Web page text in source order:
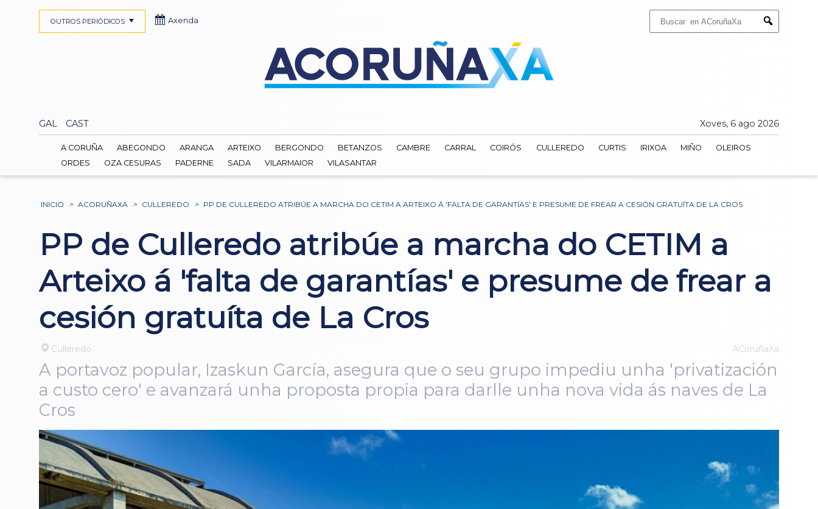
Submit
GAL CAST Xoves, 6 ago 2026
OUTROS PERIÓDICOS Axenda
A CORUÑA ABEGONDO ARANGA ARTEIXO BERGONDO BETANZOS CAMBRE CARRAL COIRÓS CULLEREDO CURTIS IRIXOA MIÑO
OLEIROS
ORDES
OZA CESURAS PADERNE SADA VILARMAIOR VILASANTAR
INICIO > ACORUÑAXA > CULLEREDO > PP DE CULLEREDO ATRIBÚE A MARCHA DO CETIM A ARTEIXO Á 'FALTA DE GARANTÍAS' E PRESUME DE FREAR A CESIÓN GRATUÍTA DE LA CROS
PP de Culleredo atribúe a marcha do CETIM a
Arteixo á 'falta de garantías' e presume de frear a
cesión gratuíta de La Cros
Culleredo ACoruñaXa
A portavoz popular, Izaskun García, asegura que o seu grupo impediu unha 'privatización
a custo cero' e avanzará unha proposta propia para darlle unha nova vida ás naves de La
Cros